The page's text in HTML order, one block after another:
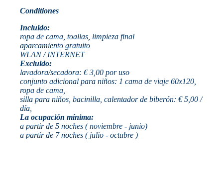
Conditiones
Incluido:
ropa de cama, toallas, limpieza final
aparcamiento gratuito
WLAN / INTERNET
Excluido:
lavadora/secadora: € 3,00 por uso
conjunto adicional para niños: 1 cama de viaje 60x120,
ropa de cama,
silla para niños, bacinilla, calentador de biberón: € 5,00 /
día,
La ocupación mínima:
a partir de 5 noches ( noviembre - junio)
a partir de 7 noches ( julio - octubre )